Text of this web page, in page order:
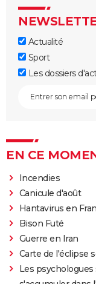
Actualité
Sport
Les dossiers
EN CE
Incendies
Canicule d'août
Hantavirus en
Bison Futé
Guerre en Iran
Carte de l'éclipse
Les psychologues